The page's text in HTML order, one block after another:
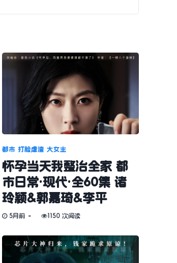
都市 打脸虐渣 大女主
怀孕当天我整治全家 都
市日常·现代·全60集 诸
玲颖&郭嘉琦&李平
5月前 1150 次阅读